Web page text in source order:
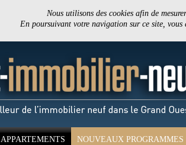
Nous utilisons des cookies afin de
En poursuivant votre navigation sur ce site,
APPARTEMENTS NOUVEAUX PROGRAMMES